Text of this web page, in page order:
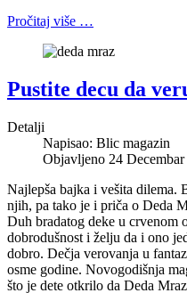
Pročitaj više …
Pustite decu da
Detalji
Napisao: Blic magazin
Objavljeno 24
Najlepša bajka i vešita dilema.
njih, pa tako je i priča o Deda
Duh bradatog deke u crvenom
dobrodušnost i želju da i ono
dobro. Dečja verovanja u
osme godine. Novogodišnja
što je dete otkrilo da Deda